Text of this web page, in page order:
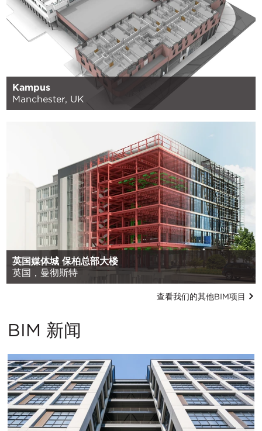
Kampus
Manchester, UK
英国媒体城 保柏总部大楼
英国，曼彻斯特
查看我们的其他BIM项目
BIM 新闻